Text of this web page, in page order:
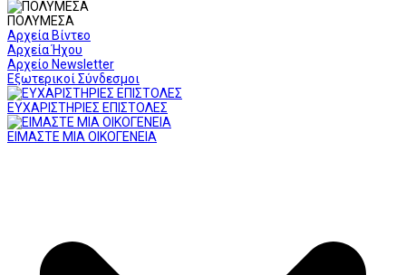
ΠΟΛΥΜΕΣΑ
Αρχεία Βίντεο
Αρχεία Ήχου
Αρχείο Newsletter
Εξωτερικοί Σύνδεσμοι
ΕΥΧΑΡΙΣΤΗΡΙΕΣ ΕΠΙΣΤΟΛΕΣ
ΕΙΜΑΣΤΕ ΜΙΑ ΟΙΚΟΓΕΝΕΙΑ